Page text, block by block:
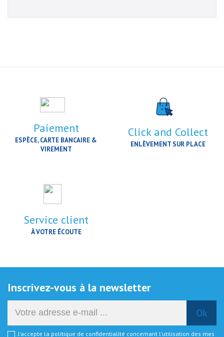
Paiement
ESPÈCE, CARTE BANCAIRE &
VIREMENT
Click and Collect
ENLÈVEMENT SUR PLACE
Service client
À VOTRE ÉCOUTE
Inscrivez-vous à la newsletter
J'accepte la politique de confidentialité concernant l'utilisation des mes